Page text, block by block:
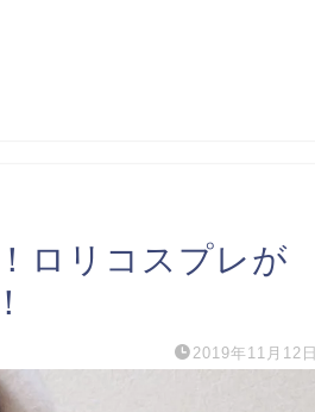
ロリコスプレが
2019年11月12日